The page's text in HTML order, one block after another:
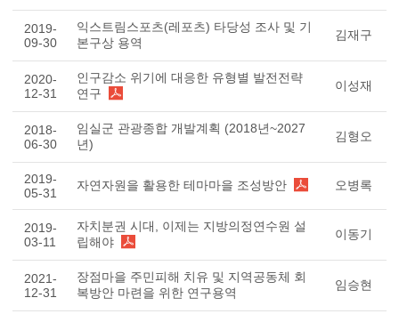
2019-
09-30
익스트림스포츠(레포츠) 타당성 조사 및 기
본구상 용역
김재구
2020-
12-31
인구감소 위기에 대응한 유형별 발전전략
연구
이성재
2018-
06-30
임실군 관광종합 개발계획 (2018년~2027
년)
김형오
2019-
05-31
자연자원을 활용한 테마마을 조성방안 오병록
2019-
03-11
자치분권 시대, 이제는 지방의정연수원 설
립해야
이동기
2021-
12-31
장점마을 주민피해 치유 및 지역공동체 회
복방안 마련을 위한 연구용역
임승현